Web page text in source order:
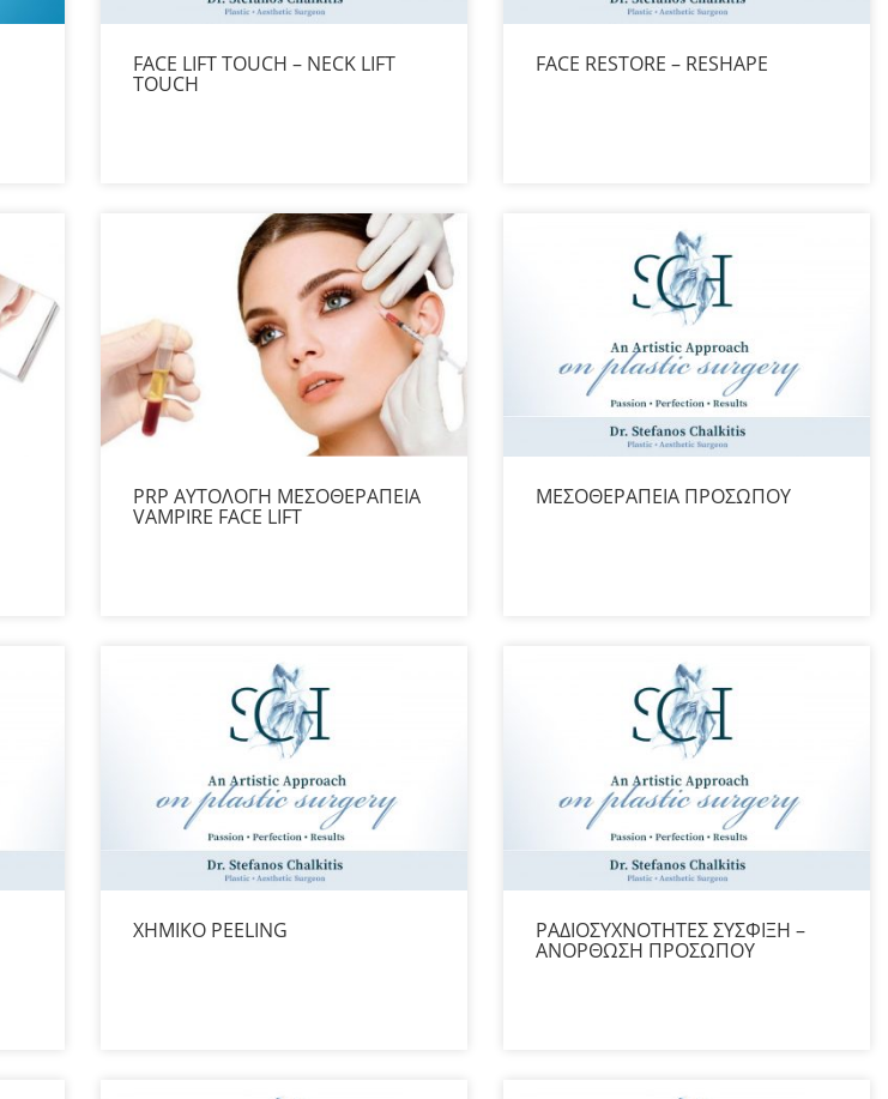
FACE LIFT TOUCH – NECK LIFT
TOUCH
FACE RESTORE – RESHAPE
PRP ΑΥΤΟΛΟΓΗ ΜΕΣΟΘΕΡΑΠΕΙΑ
VAMPIRE FACE LIFT
ΜΕΣΟΘΕΡΑΠΕΙΑ ΠΡΟΣΩΠΟΥ
ΧΗΜΙΚΟ PEELING ΡΑΔΙΟΣΥΧΝΟΤΗΤΕΣ ΣΥΣΦΙΞΗ –
ΑΝΟΡΘΩΣΗ ΠΡΟΣΩΠΟΥ